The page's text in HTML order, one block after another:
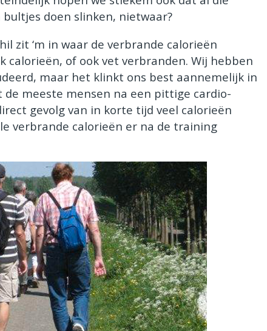
doen slinken, nietwaar?
zit ‘m in waar de verbrande calorieën
calorieën, of ook vet verbranden. Wij hebben
maar het klinkt ons best aannemelijk in
meeste mensen na een pittige cardio-
gevolg van in korte tijd veel calorieën
verbrande calorieën er na de training